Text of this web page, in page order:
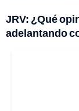
JRV: ¿Qué
adelantando